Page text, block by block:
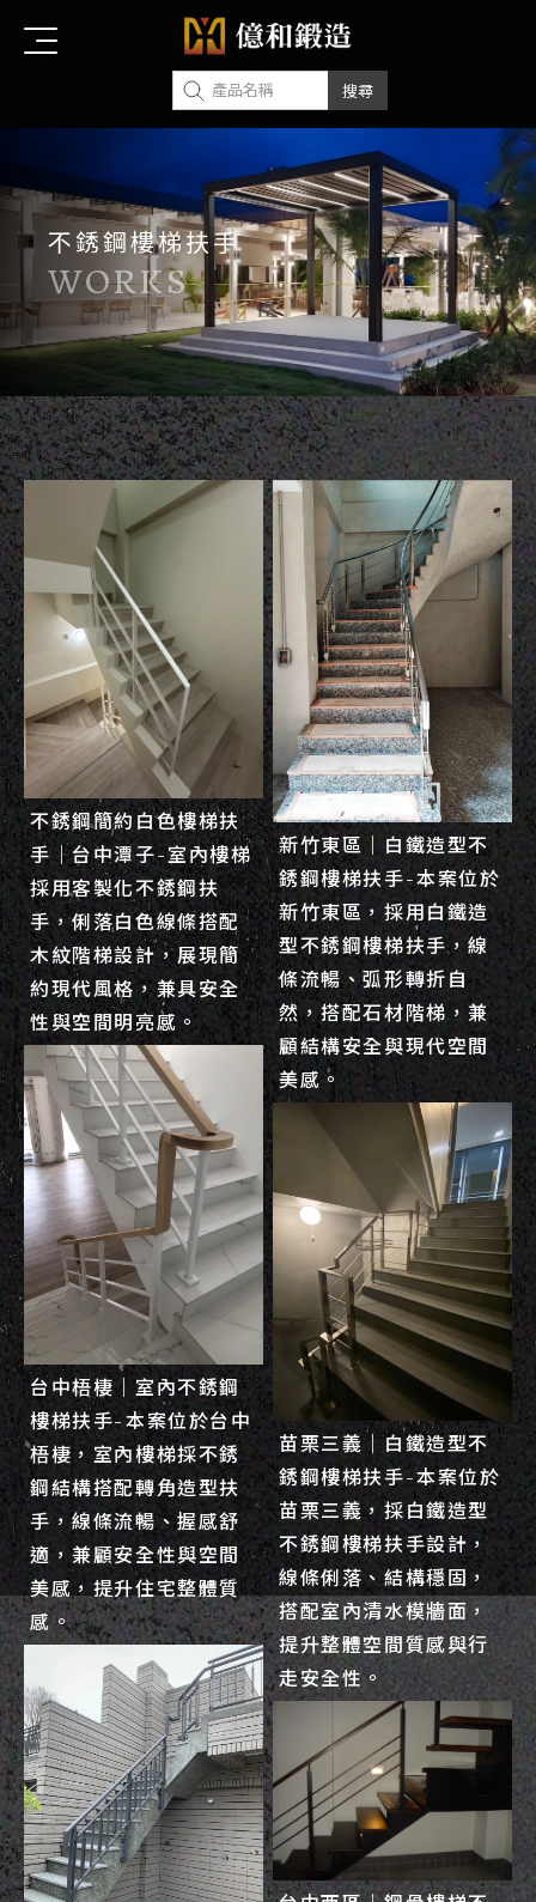
不銹鋼樓梯扶手
不銹鋼簡約白色樓梯扶
手｜台中潭子-室內樓梯
採用客製化不銹鋼扶
手，俐落白色線條搭配
木紋階梯設計，展現簡
約現代風格，兼具安全
性與空間明亮感。
台中梧棲｜室內不銹鋼
樓梯扶手-本案位於台中
梧棲，室內樓梯採不銹
鋼結構搭配轉角造型扶
手，線條流暢、握感舒
適，兼顧安全性與空間
美感，提升住宅整體質
感。
新竹東區｜白鐵造型不
銹鋼樓梯扶手-本案位於
新竹東區，採用白鐵造
型不銹鋼樓梯扶手，線
條流暢、弧形轉折自
然，搭配石材階梯，兼
顧結構安全與現代空間
美感。
苗栗三義｜白鐵造型不
銹鋼樓梯扶手-本案位於
苗栗三義，採白鐵造型
不銹鋼樓梯扶手設計，
線條俐落、結構穩固，
搭配室內清水模牆面，
提升整體空間質感與行
走安全性。